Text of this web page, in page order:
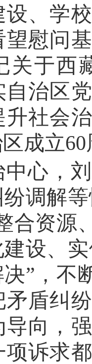
设、学
慰问
关于西
治区
社会
成立
心，
调解
合资源
设、
”，不
盾纠
导向，
诉求